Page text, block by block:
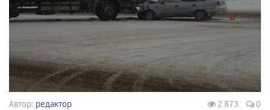
Автор: редактор 2 873 0